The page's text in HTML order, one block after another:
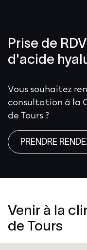
Prise de
d'acide
Vous souhaitez
consultation à la
de Tours ?
PRENDRE
Venir à la
de Tours